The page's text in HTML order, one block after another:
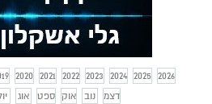
2020 2021 2022 2023 2024 2025
2026
אוג ספט אוק נוב דצמ